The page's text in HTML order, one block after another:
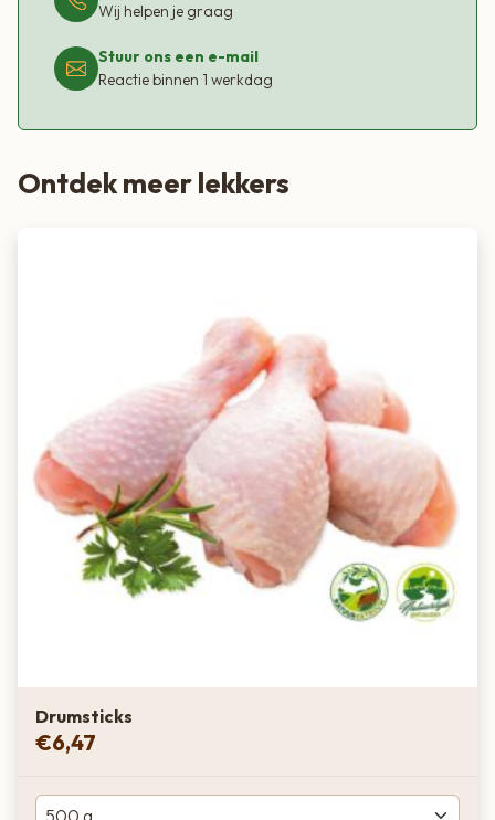
Wij helpen je graag
Stuur ons een e-mail
Reactie binnen 1 werkdag
Ontdek meer lekkers
Drumsticks
€6,47